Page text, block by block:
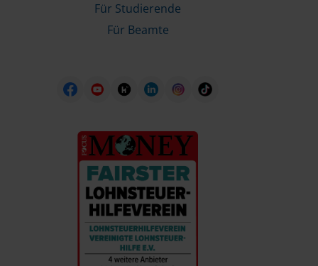
Für Studierende
Für Beamte